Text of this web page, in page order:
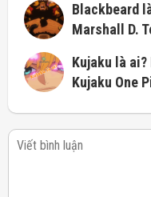
Blackbeard
Marshall D.
Kujaku là ai?
Kujaku One